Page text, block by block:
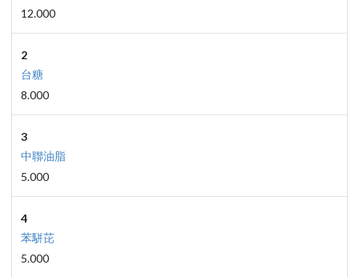
12.000
2
台糖
8.000
3
中聯油脂
5.000
4
苯駢芘
5.000